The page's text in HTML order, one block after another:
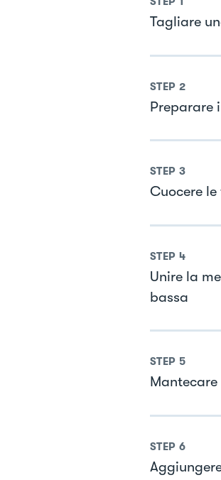
Tagliare
STEP 2
Preparare
STEP 3
Cuocere
STEP 4
Unire la
bassa
STEP 5
STEP 6